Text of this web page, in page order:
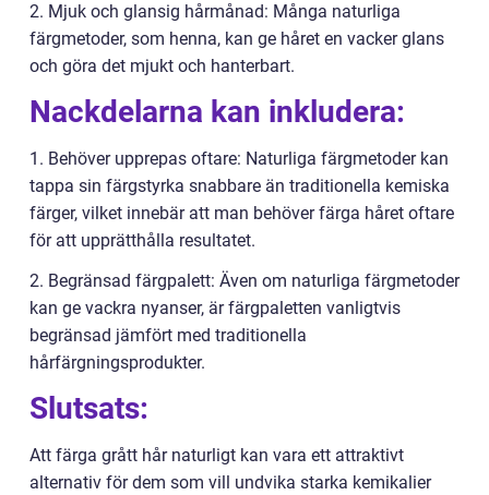
2. Mjuk och glansig hårmånad: Många naturliga
färgmetoder, som henna, kan ge håret en vacker glans
och göra det mjukt och hanterbart.
Nackdelarna kan inkludera:
1. Behöver upprepas oftare: Naturliga färgmetoder kan
tappa sin färgstyrka snabbare än traditionella kemiska
färger, vilket innebär att man behöver färga håret oftare
för att upprätthålla resultatet.
2. Begränsad färgpalett: Även om naturliga färgmetoder
kan ge vackra nyanser, är färgpaletten vanligtvis
begränsad jämfört med traditionella
hårfärgningsprodukter.
Slutsats:
Att färga grått hår naturligt kan vara ett attraktivt
alternativ för dem som vill undvika starka kemikalier